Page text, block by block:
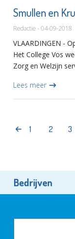
Smullen en
Redactie - 04-09-2018
VLAARDINGEN -
Het College Vos
Zorg en Welzijn
Lees meer
1 2 3
Bedrijven